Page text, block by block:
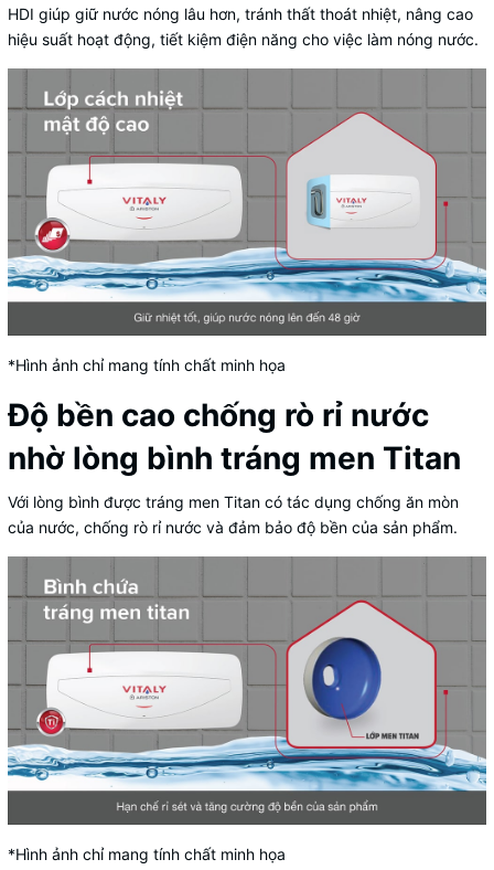
HDI giúp giữ nước nóng lâu hơn, tránh thất thoát nhiệt, nâng cao
hiệu suất hoạt động, tiết kiệm điện năng cho việc làm nóng nước.
*Hình ảnh chỉ mang tính chất minh họa
Độ bền cao chống rò rỉ nước
nhờ lòng bình tráng men Titan
Với lòng bình được tráng men Titan có tác dụng chống ăn mòn
của nước, chống rò rỉ nước và đảm bảo độ bền của sản phẩm.
*Hình ảnh chỉ mang tính chất minh họa